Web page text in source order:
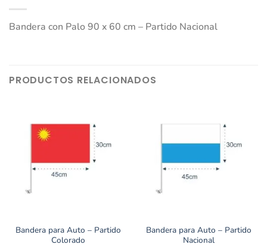
Bandera con Palo 90 x 60 cm – Partido Nacional
PRODUCTOS RELACIONADOS
Bandera para Auto – Partido
Colorado
Bandera para Auto – Partido
Nacional